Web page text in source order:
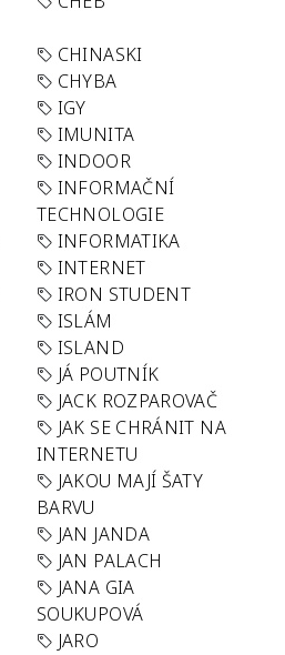
CHINASKI
CHYBA
IGY
IMUNITA
INDOOR
INFORMAČNÍ
TECHNOLOGIE
INFORMATIKA
INTERNET
IRON STUDENT
ISLÁM
ISLAND
JÁ POUTNÍK
JACK ROZPAROVAČ
JAK SE CHRÁNIT NA
INTERNETU
JAKOU MAJÍ ŠATY
BARVU
JAN JANDA
JAN PALACH
JANA GIA
SOUKUPOVÁ
JARO